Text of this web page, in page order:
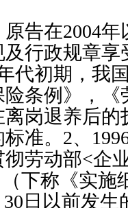
在2004年
行政规章享
代初期，我
条例 》，《
岗退养后的
准。2、
劳动部<企
下称《实施
30日以前发